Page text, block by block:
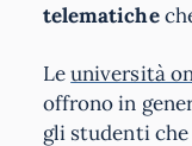
telematiche
Leuniversità
offrono in
gli studenti